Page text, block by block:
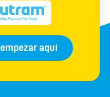
aquí